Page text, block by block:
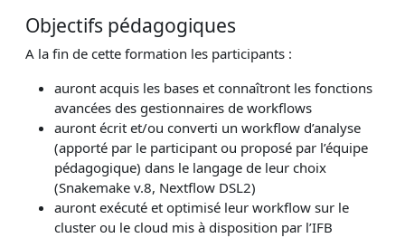
Objectifs pédagogiques
A la fin de cette formation les participants :
auront acquis les bases et connaîtront les fonctions
avancées des gestionnaires de workflows
auront écrit et/ou converti un workflow d’analyse
(apporté par le participant ou proposé par l’équipe
pédagogique) dans le langage de leur choix
(Snakemake v.8, Nextflow DSL2)
auront exécuté et optimisé leur workflow sur le
cluster ou le cloud mis à disposition par l’IFB